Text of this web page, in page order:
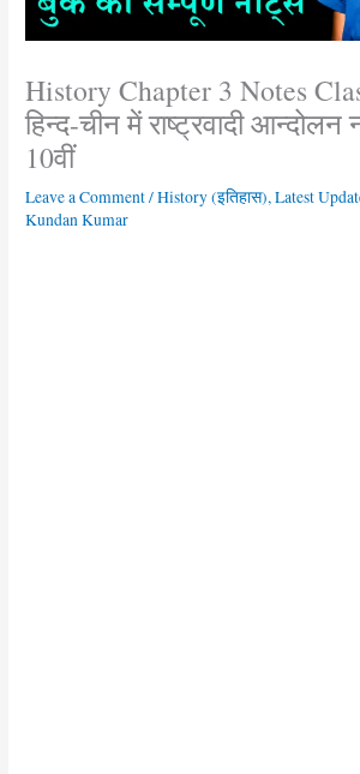
History Chapter 3 Notes
हिन्द-चीन में राष्ट्रवादी आन्दोलन
10वीं
Leave a Comment/History (इतिहास),Latest
Kundan Kumar